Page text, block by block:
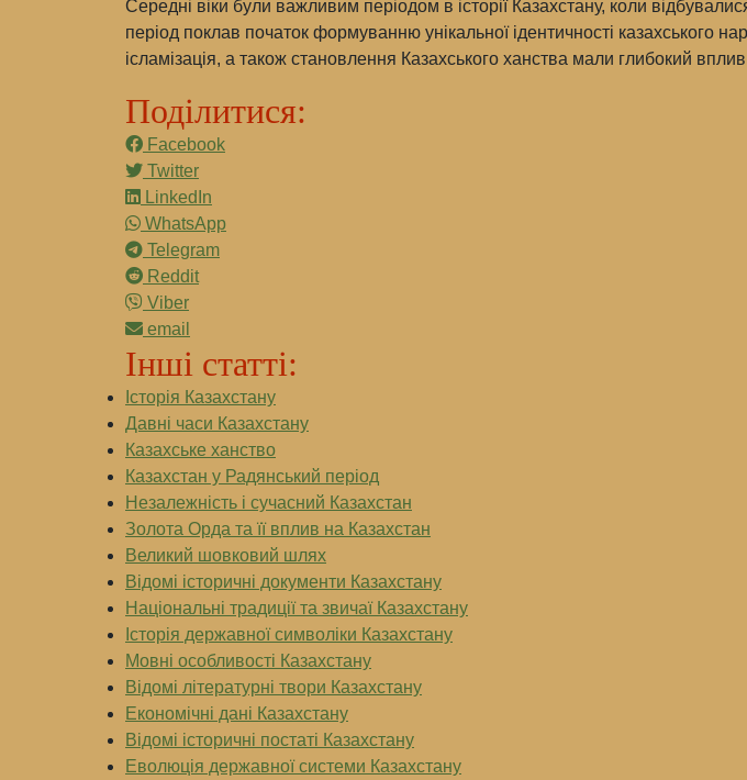
Середні віки були важливим періодом в історії Казахстану, коли
період поклав початок формуванню унікальної ідентичності казахського
ісламізація, а також становлення Казахського ханства мали глибокий
Поділитися:
Facebook
Twitter
LinkedIn
WhatsApp
Telegram
Reddit
Viber
email
Інші статті:
Історія Казахстану
Давні часи Казахстану
Казахське ханство
Казахстан у Радянський період
Незалежність і сучасний Казахстан
Золота Орда та її вплив на Казахстан
Великий шовковий шлях
Відомі історичні документи Казахстану
Національні традиції та звичаї Казахстану
Історія державної символіки Казахстану
Мовні особливості Казахстану
Відомі літературні твори Казахстану
Економічні дані Казахстану
Відомі історичні постаті Казахстану
Еволюція державної системи Казахстану